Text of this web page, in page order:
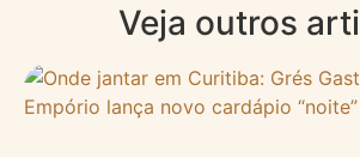
Veja outros